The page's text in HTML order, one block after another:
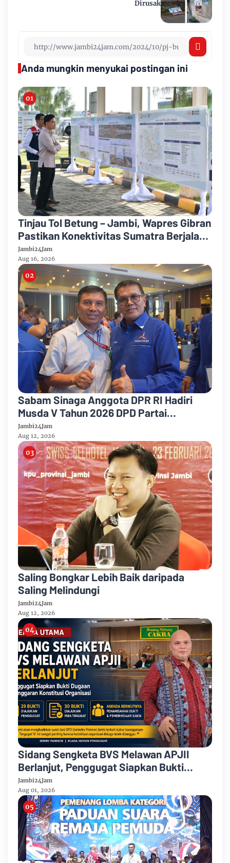
Dirusak
Anda mungkin menyukai postingan ini
Tinjau Tol Betung – Jambi, Wapres Gibran
Pastikan Konektivitas Sumatra Berjalan
Optimal
Jambi24Jam
Aug 16, 2026
Sabam Sinaga Anggota DPR RI Hadiri
Musda V Tahun 2026 DPD Partai
Demokrat Provinsi Jambi
Jambi24Jam
Aug 12, 2026
Saling Bongkar Lebih Baik daripada
Saling Melindungi
Jambi24Jam
Aug 12, 2026
Sidang Sengketa BVS Melawan APJII
Berlanjut, Penggugat Siapkan Bukti
Dugaan Pelanggaran Konstitusi
Organisasi
Jambi24Jam
Aug 01, 2026